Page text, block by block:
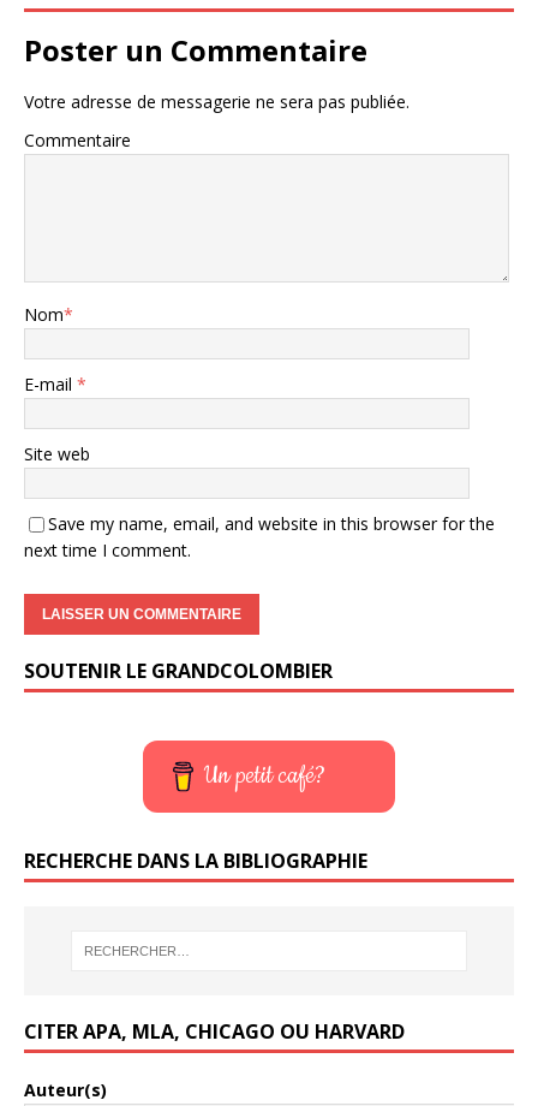
Poster un Commentaire
Votre adresse de messagerie ne sera pas publiée.
Commentaire
Nom*
E-mail *
Site web
Save my name, email, and website in this browser for the
next time I comment.
SOUTENIR LE GRANDCOLOMBIER
Un petit café?
RECHERCHE DANS LA BIBLIOGRAPHIE
CITER APA, MLA, CHICAGO OU HARVARD
Auteur(s)